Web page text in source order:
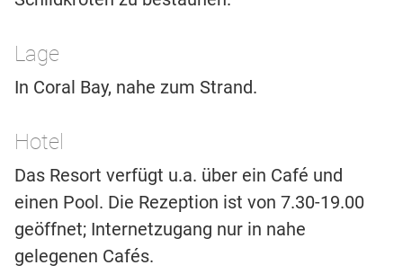
Lage
In Coral Bay, nahe zum Strand.
Hotel
Das Resort verfügt u.a. über ein Café und
einen Pool. Die Rezeption ist von 7.30-19.00
geöffnet; Internetzugang nur in nahe
gelegenen Cafés.